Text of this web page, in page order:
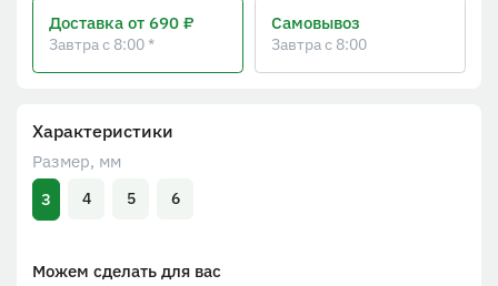
Характеристики
Размер, мм
3
4 5 6
Можем сделать для вас
Доставка от 690 ₽
Завтра с 8:00 *
Самовывоз
Завтра с 8:00